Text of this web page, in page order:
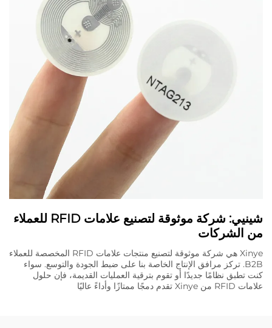
شينيي: شركة موثوقة لتصنيع علامات RFID للعملاء
من الشركات
Xinye هي شركة موثوقة لتصنيع منتجات علامات RFID المخصصة للعملاء
B2B. تركز مرافق الإنتاج الخاصة بنا على ضبط الجودة والتوسع. سواء
كنت تطبق نظامًا جديدًا أو تقوم بترقية العمليات القديمة، فإن حلول
علامات RFID من Xinye تقدم دمجًا ممتازًا وأداءً عاليًا